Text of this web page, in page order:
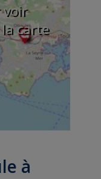
voir
carte
à